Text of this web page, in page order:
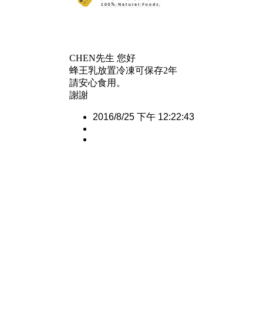
CHEN先生 您好
蜂王乳放置冷凍可保存2年
請安心食用。
謝謝
2016/8/25 下午 12:22:43